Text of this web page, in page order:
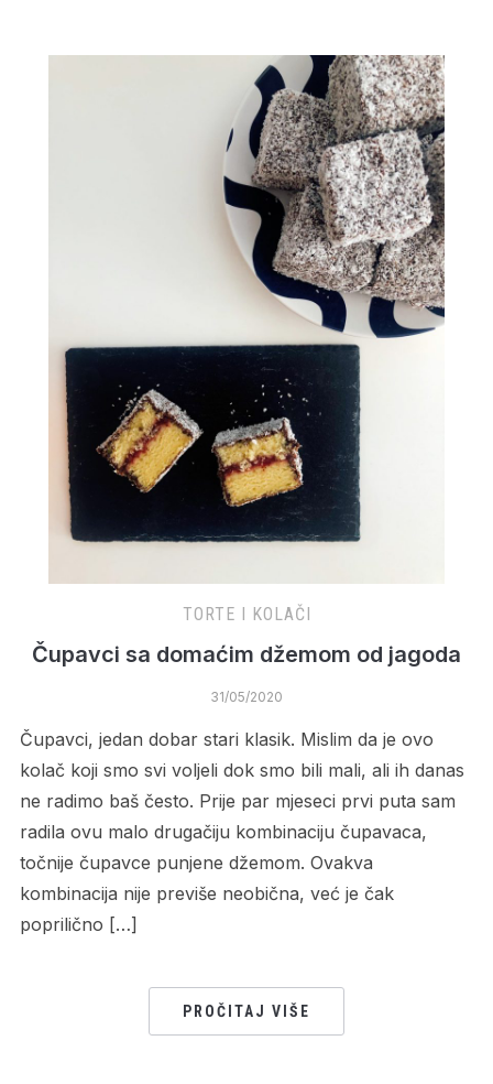
TORTE I KOLAČI
Čupavci sa domaćim džemom od jagoda
31/05/2020
Čupavci, jedan dobar stari klasik. Mislim da je ovo
kolač koji smo svi voljeli dok smo bili mali, ali ih danas
ne radimo baš često. Prije par mjeseci prvi puta sam
radila ovu malo drugačiju kombinaciju čupavaca,
točnije čupavce punjene džemom. Ovakva
kombinacija nije previše neobična, već je čak
poprilično […]
PROČITAJ VIŠE